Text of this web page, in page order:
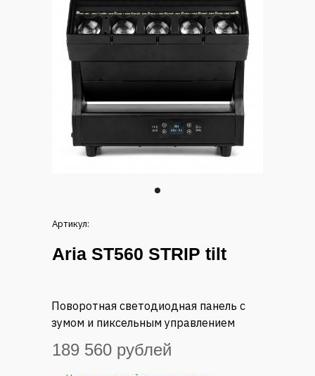
Aria ST560 STRIP tilt
Поворотная светодиодная панель с
зумом и пиксельным управлением
189 560 рублей
Артикул: